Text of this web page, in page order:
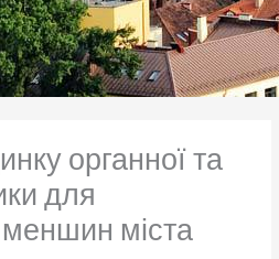
органної та
для
міста